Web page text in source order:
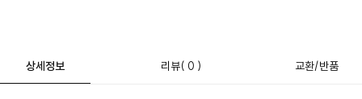
상세정보 리뷰( 0 ) 교환/반품